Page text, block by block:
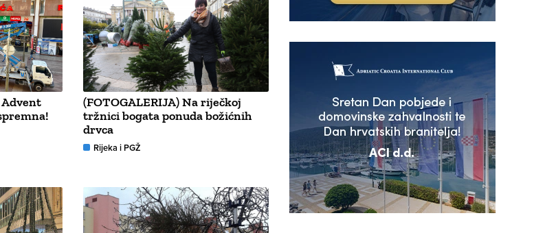
(FOTOGALERIJA) Na riječkoj
tržnici bogata ponuda božićnih
drvca
Rijeka i PGŽ